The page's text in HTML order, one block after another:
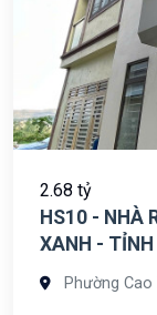
2.68 tỷ
HS10 - NHÀ
XANH - TỈNH
Phường Cao